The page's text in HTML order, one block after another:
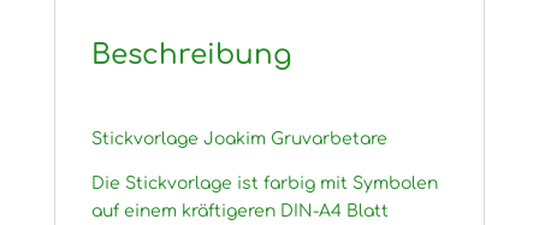
Beschreibung
Stickvorlage Joakim Gruvarbetare
Die Stickvorlage ist farbig mit Symbolen
auf einem kräftigeren DIN-A4 Blatt